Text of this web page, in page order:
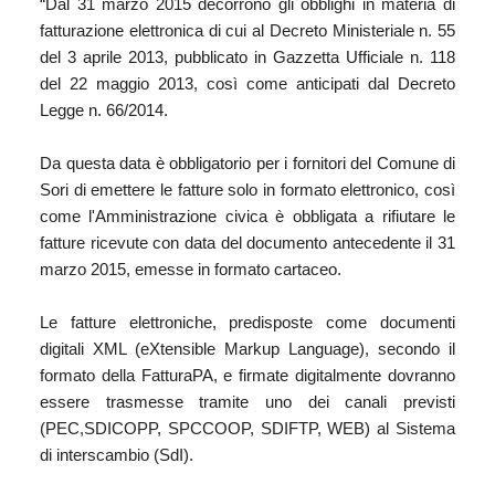
fatturazione elettronica di cui al Decreto Ministeriale n. 55
del 3 aprile 2013, pubblicato in Gazzetta Ufficiale n. 118
del 22 maggio 2013, così come anticipati dal Decreto
Legge n. 66/2014.
Da questa data è obbligatorio per i fornitori del Comune di
Sori di emettere le fatture solo in formato elettronico, così
come l'Amministrazione civica è obbligata a rifiutare le
fatture ricevute con data del documento antecedente il 31
marzo 2015, emesse in formato cartaceo.
Le fatture elettroniche, predisposte come documenti
digitali XML (eXtensible Markup Language), secondo il
formato della FatturaPA, e firmate digitalmente dovranno
essere trasmesse tramite uno dei canali previsti
(PEC,SDICOPP, SPCCOOP, SDIFTP, WEB) al Sistema
di interscambio (SdI).